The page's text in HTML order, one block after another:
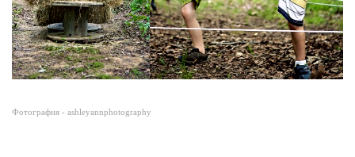
Фотография - ashleyannphotography